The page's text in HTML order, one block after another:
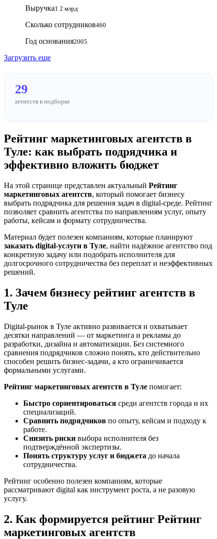
Выручка1 2 млрд
Сколько сотрудников460
Год основания2005
Загрузить еще
29
агентств в подборке
Рейтинг маркетинговых агентств в
Туле: как выбрать подрядчика и
эффективно вложить бюджет
На этой странице представлен актуальный Рейтинг
маркетинговых агентств, который помогает бизнесу
выбрать подрядчика для решения задач в digital-среде. Рейтинг
позволяет сравнить агентства по направлениям услуг, опыту
работы, кейсам и формату сотрудничества.
Материал будет полезен компаниям, которые планируют
заказать digital-услуги в Туле, найти надёжное агентство под
конкретную задачу или подобрать исполнителя для
долгосрочного сотрудничества без переплат и неэффективных
решений.
1. Зачем бизнесу рейтинг агентств в
Туле
Digital-рынок в Туле активно развивается и охватывает
десятки направлений — от маркетинга и рекламы до
разработки, дизайна и автоматизации. Без системного
сравнения подрядчиков сложно понять, кто действительно
способен решить бизнес-задачи, а кто ограничивается
формальными услугами.
Рейтинг маркетинговых агентств в Туле помогает:
Быстро сориентироваться среди агентств города и их
специализаций.
Сравнить подрядчиков по опыту, кейсам и подходу к
работе.
Снизить риски выбора исполнителя без
подтверждённой экспертизы.
Понять структуру услуг и бюджета до начала
сотрудничества.
Рейтинг особенно полезен компаниям, которые
рассматривают digital как инструмент роста, а не разовую
услугу.
2. Как формируется рейтинг Рейтинг
маркетинговых агентств